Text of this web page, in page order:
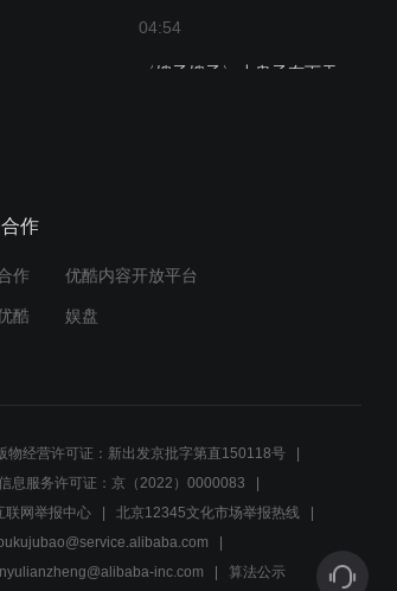
04:54
〈嫂子嫂子〉小鬼子布下天
〈嫂子嫂子〉丁家三嫂竟然
和内奸合伙
作
作 优酷内容开放平台
酷 娱盘
物经营许可证：新出发京批字第直150118号
息服务许可证：京（2022）0000083
联网举报中心
北京12345文化市场举报热线
inc.com 算法公示